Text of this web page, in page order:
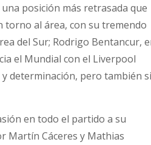
posición más retrasada que
torno al área, con su tremendo
del Sur; Rodrigo Bentancur,
el Mundial con el Liverpool
determinación, pero también
en todo el partido a su
Martín Cáceres y Mathias